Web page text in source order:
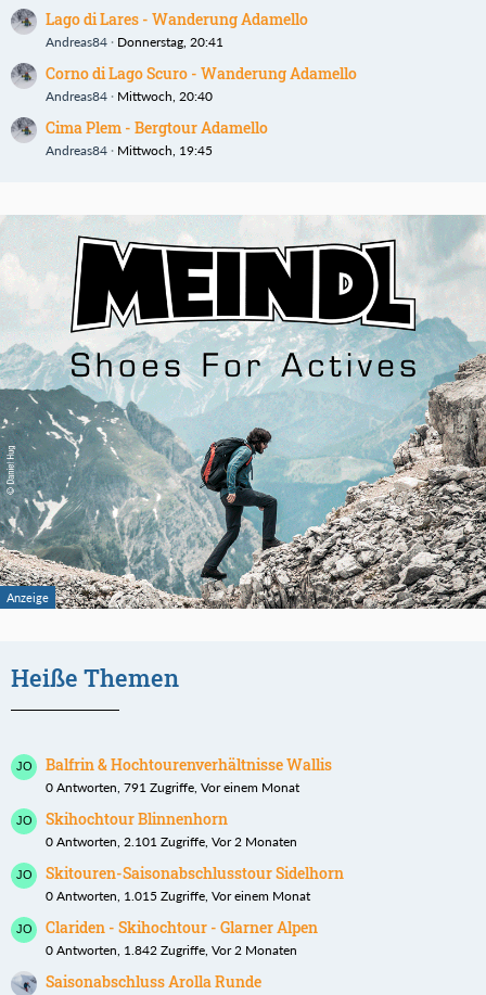
Lago di Lares - Wanderung Adamello
Andreas84 Donnerstag, 20:41
Corno di Lago Scuro - Wanderung Adamello
Andreas84 Mittwoch, 20:40
Cima Plem - Bergtour Adamello
Andreas84 Mittwoch, 19:45
Heiße Themen
Balfrin & Hochtourenverhältnisse Wallis
0 Antworten, 791 Zugriffe, Vor einem Monat
Skihochtour Blinnenhorn
0 Antworten, 2.101 Zugriffe, Vor 2 Monaten
Skitouren-Saisonabschlusstour Sidelhorn
0 Antworten, 1.015 Zugriffe, Vor einem Monat
Clariden - Skihochtour - Glarner Alpen
0 Antworten, 1.842 Zugriffe, Vor 2 Monaten
Saisonabschluss Arolla Runde